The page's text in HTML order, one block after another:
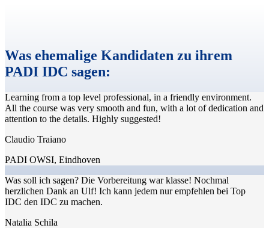
Was ehemalige Kandidaten zu ihrem
PADI IDC sagen:
Learning from a top level professional, in a friendly environment.
All the course was very smooth and fun, with a lot of dedication and
attention to the details. Highly suggested!
Claudio Traiano
PADI OWSI, Eindhoven
Was soll ich sagen? Die Vorbereitung war klasse! Nochmal
herzlichen Dank an Ulf! Ich kann jedem nur empfehlen bei Top
IDC den IDC zu machen.
Natalia Schila